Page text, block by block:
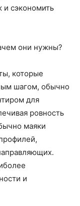
и сэкономить
они нужны?
которые
шагом, обычно
для
ровность
маяки
и